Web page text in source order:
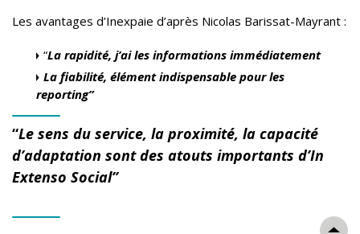
Les avantages d’Inexpaie d’après Nicolas Barissat-Mayrant :
“La rapidité, j’ai les informations immédiatement
La fiabilité, élément indispensable pour les
reporting”
“Le sens du service, la proximité, la capacité
d’adaptation sont des atouts importants d’In
Extenso Social”